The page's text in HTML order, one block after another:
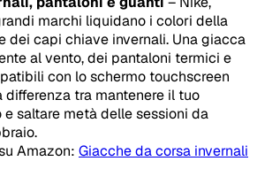
marchi liquidano i colori della
dei capi chiave invernali. Una giacca
al vento, dei pantaloni termici e
con lo schermo touchscreen
differenza tra mantenere il tuo
saltare metà delle sessioni da
Amazon: Giacche da corsa invernali